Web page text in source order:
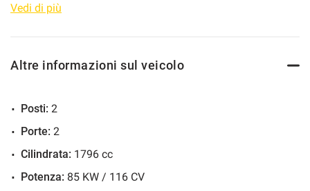
Regolazione elettrica sedili
Vedi di più
Altre informazioni sul veicolo
Posti: 2
Porte: 2
Cilindrata: 1796 cc
Potenza: 85 KW / 116 CV